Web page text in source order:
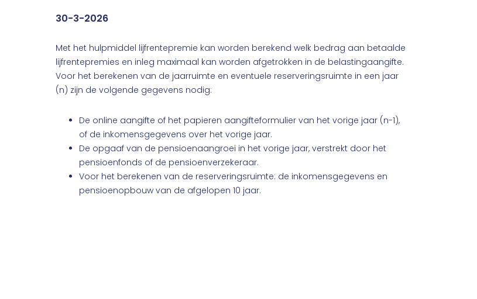
30-3-2026
Met het hulpmiddel lijfrentepremie kan worden berekend welk bedrag aan betaalde
lijfrentepremies en inleg maximaal kan worden afgetrokken in de belastingaangifte.
Voor het berekenen van de jaarruimte en eventuele reserveringsruimte in een jaar
(n) zijn de volgende gegevens nodig:
De online aangifte of het papieren aangifteformulier van het vorige jaar (n-1),
of de inkomensgegevens over het vorige jaar.
De opgaaf van de pensioenaangroei in het vorige jaar, verstrekt door het
pensioenfonds of de pensioenverzekeraar.
Voor het berekenen van de reserveringsruimte: de inkomensgegevens en
pensioenopbouw van de afgelopen 10 jaar.